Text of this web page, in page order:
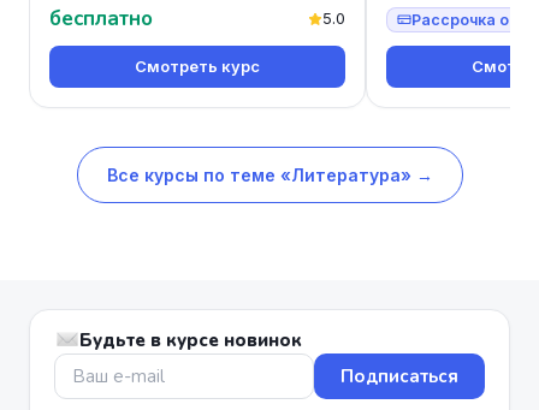
бесплатно 5.0
Смотреть курс
Рассрочка от
Все курсы по теме «Литература» →
Будьте в курсе новинок
Подписаться